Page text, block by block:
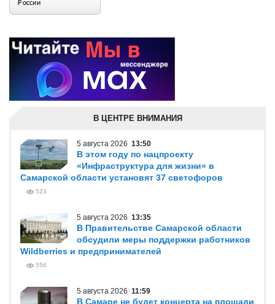
В ЦЕНТРЕ ВНИМАНИЯ
5 августа 2026 13:50
В этом году по нацпроекту
«Инфраструктура для жизни» в
Самарской области установят 37 светофоров
523
5 августа 2026 13:35
В Правительстве Самарской области
обсудили меры поддержки работников
Wildberries и предпринимателей
556
5 августа 2026 11:59
В Самаре не будет концерта на площади